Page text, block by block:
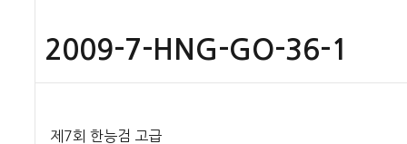
2009-7-HNG-GO-36-1
제7회 한능검 고급